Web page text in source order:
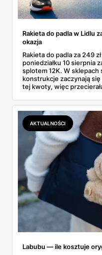
Rakieta do padla w Lidlu
okazja
Rakieta do padla za 249
poniedziałku 10 sierpnia
splotem 12K. W
konstrukcje zaczynają
tej kwoty, więc
najszybciej rosnący
lawinowo, a chętnych
dokładnie dostajemy za
faktycznie wystarczy.
AKTUALNOŚCI
Labubu — ile kosztuje